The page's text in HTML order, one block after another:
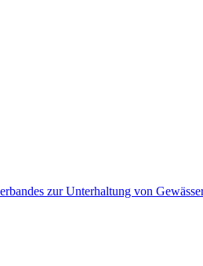
zur Unterhaltung von